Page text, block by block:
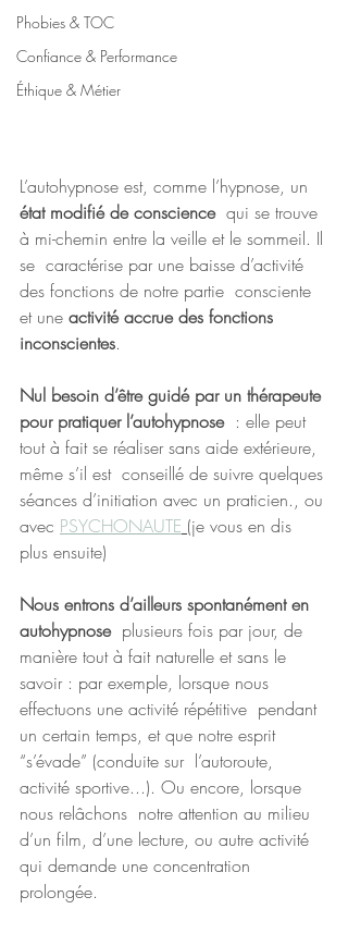
Phobies & TOC
Confiance & Performance
Éthique & Métier
L’autohypnose est, comme l’hypnose, un
état modifié de conscience
  qui se trouve
à mi-chemin entre la veille et le sommeil. Il
se  caractérise par une baisse d’activité
des fonctions de notre partie  consciente
et une activité accrue des fonctions
inconscientes.
Nul besoin d’être guidé par un thérapeute
pour pratiquer l’autohypnose
  : elle peut
tout à fait se réaliser sans aide extérieure,
même s’il est  conseillé de suivre quelques
séances d’initiation avec un praticien., ou
avec PSYCHONAUTE (je vous en dis
plus ensuite)
Nous entrons d’ailleurs spontanément en
autohypnose
  plusieurs fois par jour, de
manière tout à fait naturelle et sans le
savoir : par exemple, lorsque nous
effectuons une activité répétitive  pendant
un certain temps, et que notre esprit
“s’évade” (conduite sur  l’autoroute,
activité sportive...). Ou encore, lorsque
nous relâchons  notre attention au milieu
d’un film, d’une lecture, ou autre activité
qui demande une concentration
prolongée.